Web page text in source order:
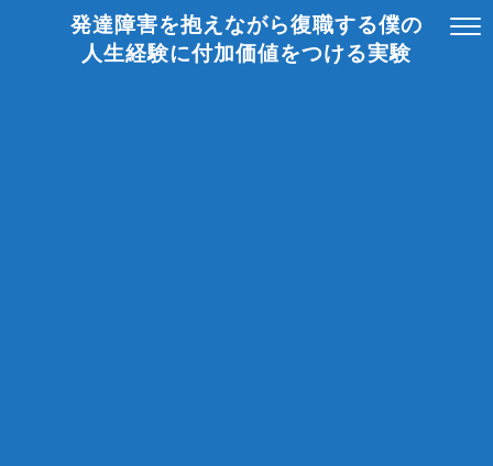
発達障害を抱えながら復職する僕の
人生経験に付加価値をつける実験